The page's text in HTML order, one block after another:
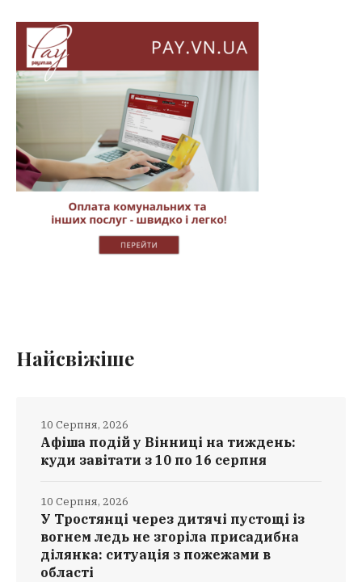
Найсвіжіше
Афіша подій у Вінниці на тиждень:
куди завітати з 10 по 16 серпня
10 Серпня, 2026
У Тростянці через дитячі пустощі із
вогнем ледь не згоріла присадибна
ділянка: ситуація з пожежами в
області
10 Серпня, 2026